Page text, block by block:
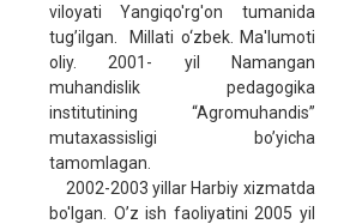
viloyati Yangiqo'rg'on tumanida
tug’ilgan. Millati o‘zbek. Ma'lumoti
oliy. 2001- yil Namangan
muhandislik pedagogika
institutining “Agromuhandis”
mutaxassisligi bo’yicha
tamomlagan.
2002-2003 yillar Harbiy xizmatda
bo'lgan. O’z ish faoliyatini 2005 yil